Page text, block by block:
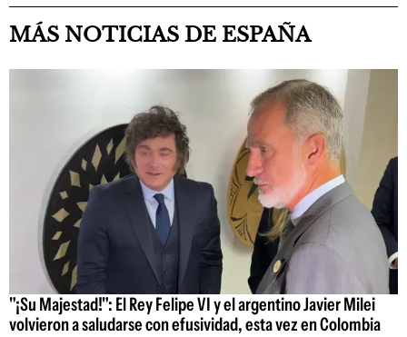
MÁS NOTICIAS DE ESPAÑA
"¡Su Majestad!": El Rey Felipe VI y el argentino Javier Milei
volvieron a saludarse con efusividad, esta vez en Colombia